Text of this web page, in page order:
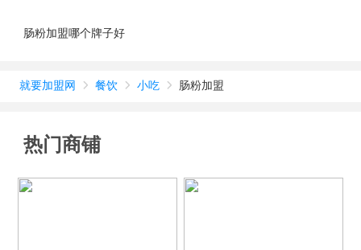
肠粉加盟哪个牌子好
就要加盟网  餐饮  小吃  肠粉加盟
热门商铺